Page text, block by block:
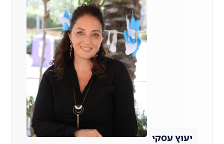
יעוץ עסקי